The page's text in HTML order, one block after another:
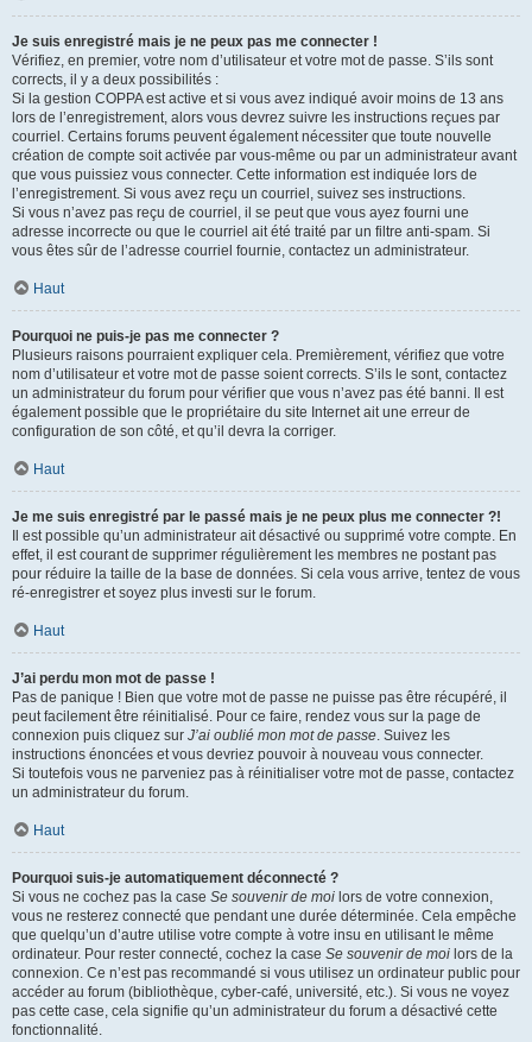
Je suis enregistré mais je ne peux pas me connecter !
Vérifiez, en premier, votre nom d’utilisateur et votre mot de passe. S’ils sont
corrects, il y a deux possibilités :
Si la gestion COPPA est active et si vous avez indiqué avoir moins de 13 ans
lors de l’enregistrement, alors vous devrez suivre les instructions reçues par
courriel. Certains forums peuvent également nécessiter que toute nouvelle
création de compte soit activée par vous-même ou par un administrateur avant
que vous puissiez vous connecter. Cette information est indiquée lors de
l’enregistrement. Si vous avez reçu un courriel, suivez ses instructions.
Si vous n’avez pas reçu de courriel, il se peut que vous ayez fourni une
adresse incorrecte ou que le courriel ait été traité par un filtre anti-spam. Si
vous êtes sûr de l’adresse courriel fournie, contactez un administrateur.
Haut
Pourquoi ne puis-je pas me connecter ?
Plusieurs raisons pourraient expliquer cela. Premièrement, vérifiez que votre
nom d’utilisateur et votre mot de passe soient corrects. S’ils le sont, contactez
un administrateur du forum pour vérifier que vous n’avez pas été banni. Il est
également possible que le propriétaire du site Internet ait une erreur de
configuration de son côté, et qu’il devra la corriger.
Haut
Je me suis enregistré par le passé mais je ne peux plus me connecter ?!
Il est possible qu’un administrateur ait désactivé ou supprimé votre compte. En
effet, il est courant de supprimer régulièrement les membres ne postant pas
pour réduire la taille de la base de données. Si cela vous arrive, tentez de vous
ré-enregistrer et soyez plus investi sur le forum.
Haut
J’ai perdu mon mot de passe !
Pas de panique ! Bien que votre mot de passe ne puisse pas être récupéré, il
peut facilement être réinitialisé. Pour ce faire, rendez vous sur la page de
connexion puis cliquez sur J’ai oublié mon mot de passe. Suivez les
instructions énoncées et vous devriez pouvoir à nouveau vous connecter.
Si toutefois vous ne parveniez pas à réinitialiser votre mot de passe, contactez
un administrateur du forum.
Haut
Pourquoi suis-je automatiquement déconnecté ?
Si vous ne cochez pas la case Se souvenir de moi lors de votre connexion,
vous ne resterez connecté que pendant une durée déterminée. Cela empêche
que quelqu’un d’autre utilise votre compte à votre insu en utilisant le même
ordinateur. Pour rester connecté, cochez la case Se souvenir de moi lors de la
connexion. Ce n’est pas recommandé si vous utilisez un ordinateur public pour
accéder au forum (bibliothèque, cyber-café, université, etc.). Si vous ne voyez
pas cette case, cela signifie qu’un administrateur du forum a désactivé cette
fonctionnalité.